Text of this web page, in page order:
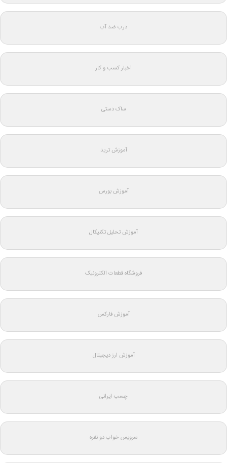
درب ضد آب
اخبار کسب و کار
ساک دستی
آموزش ترید
آموزش بورس
آموزش تحلیل تکنیکال
فروشگاه قطعات الکترونیک
آموزش فارکس
آموزش ارز دیجیتال
چسب ایرانی
سرویس خواب دو نفره